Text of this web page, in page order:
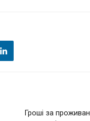
Гроші за